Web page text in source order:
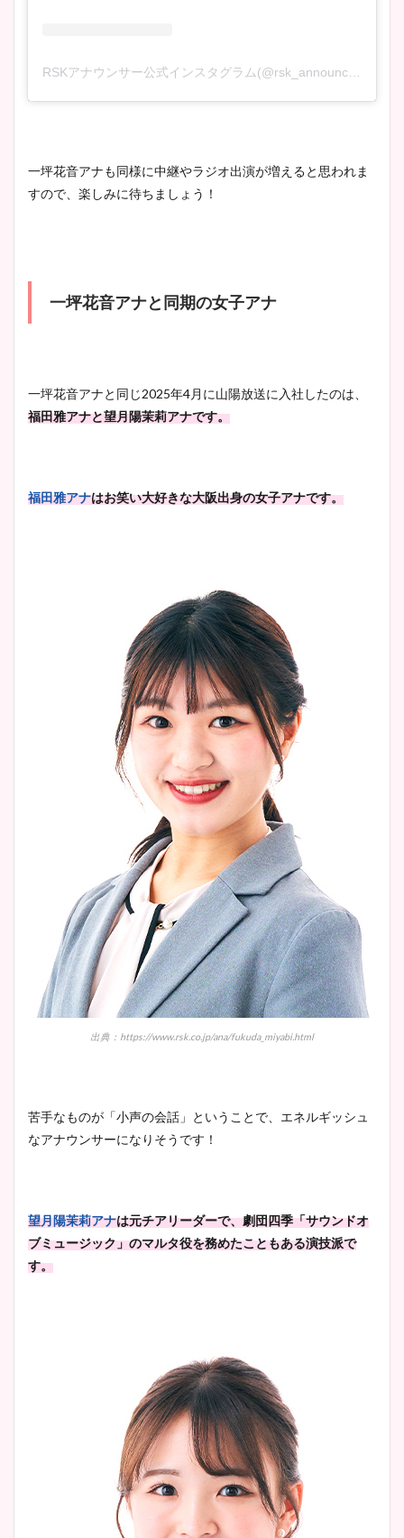
一坪花音アナも同様に中継やラジオ出演が増えると思われま
すので、楽しみに待ちましょう！
一坪花音アナと同期の女子アナ
一坪花音アナと同じ2025年4月に山陽放送に入社したのは、
福田雅アナと望月陽茉莉アナです。
福田雅アナはお笑い大好きな大阪出身の女子アナです。
出典：https://www.rsk.co.jp/ana/fukuda_miyabi.html
苦手なものが「小声の会話」ということで、エネルギッシュ
なアナウンサーになりそうです！
望月陽茉莉アナは元チアリーダーで、劇団四季「サウンドオ
ブミュージック」のマルタ役を務めたこともある演技派で
す。